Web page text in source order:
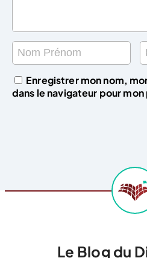
Enregistrer mon nom,
dans le navigateur pour
Le Blog du